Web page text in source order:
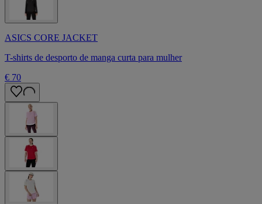
ASICS CORE JACKET
T-shirts de desporto de manga curta para mulher
€ 70